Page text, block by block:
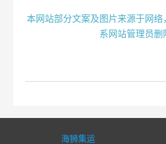
本网站部分文案及图片来源于网
系网站管理员删
海狮集运